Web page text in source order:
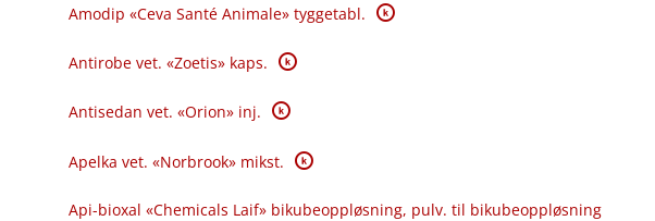
Amodip «Ceva Santé Animale» tyggetabl. K
Antirobe vet. «Zoetis» kaps. K
Antisedan vet. «Orion» inj. K
Apelka vet. «Norbrook» mikst. K
Api-bioxal «Chemicals Laif» bikubeoppløsning, pulv. til bikubeoppløsning